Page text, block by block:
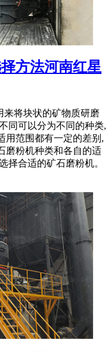
方法河南红星
来将块状的矿物质研磨
同可以分为不同的种类,
用范围都有一定的差别,
磨粉机种类和各自的适
择合适的矿石磨粉机。